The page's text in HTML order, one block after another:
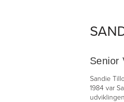
Senior
Sandie
1984 var